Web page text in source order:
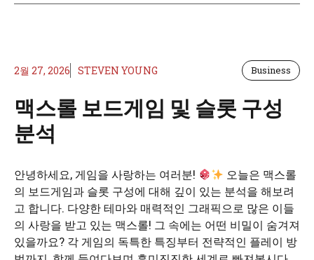
2월 27, 2026 STEVEN YOUNG Business
맥스롤 보드게임 및 슬롯 구성
분석
안녕하세요, 게임을 사랑하는 여러분!
오늘은 맥스롤
의 보드게임과 슬롯 구성에 대해 깊이 있는 분석을 해보려
고 합니다. 다양한 테마와 매력적인 그래픽으로 많은 이들
의 사랑을 받고 있는 맥스롤! 그 속에는 어떤 비밀이 숨겨져
있을까요? 각 게임의 독특한 특징부터 전략적인 플레이 방